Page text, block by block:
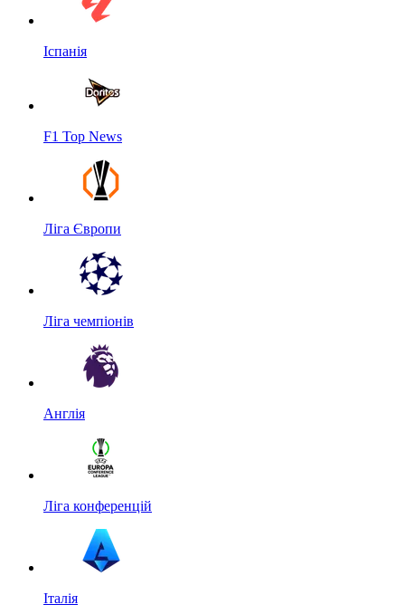
Іспанія
F1 Top News
Ліга Європи
Ліга чемпіонів
Англія
Ліга конференцій
Італія